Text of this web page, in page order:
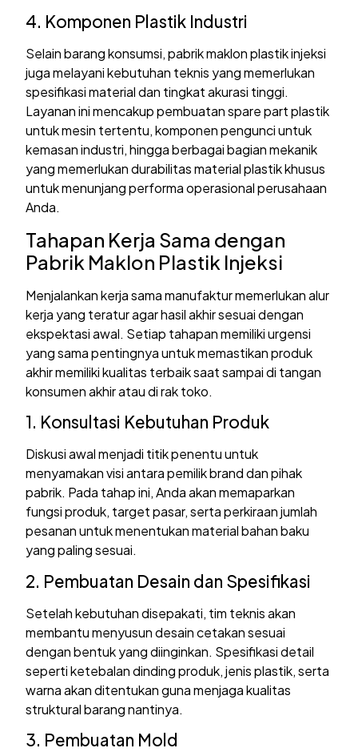
4. Komponen Plastik Industri
Selain barang konsumsi, pabrik maklon plastik injeksi
juga melayani kebutuhan teknis yang memerlukan
spesifikasi material dan tingkat akurasi tinggi.
Layanan ini mencakup pembuatan spare part plastik
untuk mesin tertentu, komponen pengunci untuk
kemasan industri, hingga berbagai bagian mekanik
yang memerlukan durabilitas material plastik khusus
untuk menunjang performa operasional perusahaan
Anda.
Tahapan Kerja Sama dengan
Pabrik Maklon Plastik Injeksi
Menjalankan kerja sama manufaktur memerlukan alur
kerja yang teratur agar hasil akhir sesuai dengan
ekspektasi awal. Setiap tahapan memiliki urgensi
yang sama pentingnya untuk memastikan produk
akhir memiliki kualitas terbaik saat sampai di tangan
konsumen akhir atau di rak toko.
1. Konsultasi Kebutuhan Produk
Diskusi awal menjadi titik penentu untuk
menyamakan visi antara pemilik brand dan pihak
pabrik. Pada tahap ini, Anda akan memaparkan
fungsi produk, target pasar, serta perkiraan jumlah
pesanan untuk menentukan material bahan baku
yang paling sesuai.
2. Pembuatan Desain dan Spesifikasi
Setelah kebutuhan disepakati, tim teknis akan
membantu menyusun desain cetakan sesuai
dengan bentuk yang diinginkan. Spesifikasi detail
seperti ketebalan dinding produk, jenis plastik, serta
warna akan ditentukan guna menjaga kualitas
struktural barang nantinya.
3. Pembuatan Mold